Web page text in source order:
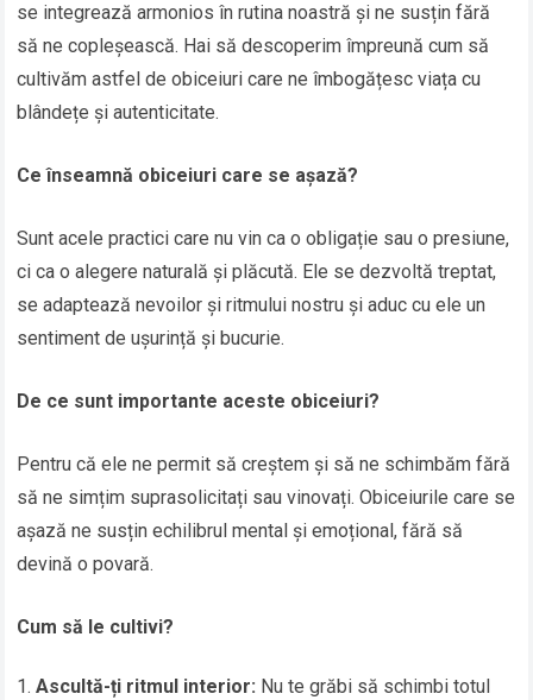
se integrează armonios în rutina noastră și ne susțin fără
să ne copleșească. Hai să descoperim împreună cum să
cultivăm astfel de obiceiuri care ne îmbogățesc viața cu
blândețe și autenticitate.
Ce înseamnă obiceiuri care se așază?
Sunt acele practici care nu vin ca o obligație sau o presiune,
ci ca o alegere naturală și plăcută. Ele se dezvoltă treptat,
se adaptează nevoilor și ritmului nostru și aduc cu ele un
sentiment de ușurință și bucurie.
De ce sunt importante aceste obiceiuri?
Pentru că ele ne permit să creștem și să ne schimbăm fără
să ne simțim suprasolicitați sau vinovați. Obiceiurile care se
așază ne susțin echilibrul mental și emoțional, fără să
devină o povară.
Cum să le cultivi?
Ascultă-ți ritmul interior: Nu te grăbi să schimbi totul